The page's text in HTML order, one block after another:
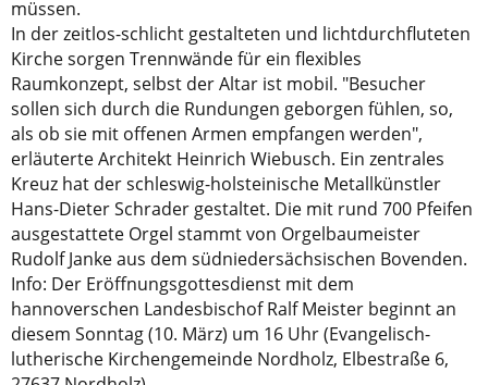
müssen.
In der zeitlos-schlicht gestalteten und lichtdurchfluteten
Kirche sorgen Trennwände für ein flexibles
Raumkonzept, selbst der Altar ist mobil. "Besucher
sollen sich durch die Rundungen geborgen fühlen, so,
als ob sie mit offenen Armen empfangen werden",
erläuterte Architekt Heinrich Wiebusch. Ein zentrales
Kreuz hat der schleswig-holsteinische Metallkünstler
Hans-Dieter Schrader gestaltet. Die mit rund 700 Pfeifen
ausgestattete Orgel stammt von Orgelbaumeister
Rudolf Janke aus dem südniedersächsischen Bovenden.
Info: Der Eröffnungsgottesdienst mit dem
hannoverschen Landesbischof Ralf Meister beginnt an
diesem Sonntag (10. März) um 16 Uhr (Evangelisch-
lutherische Kirchengemeinde Nordholz, Elbestraße 6,